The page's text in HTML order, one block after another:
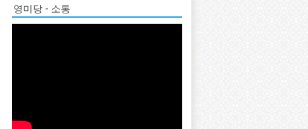
영미당 - 소통